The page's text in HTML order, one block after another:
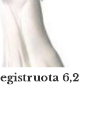
6,2